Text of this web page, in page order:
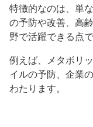
特徴的なのは、単
の予防や改善、高
野で活躍できる点で
例えば、メタボリ
イルの予防、企業
わたります。